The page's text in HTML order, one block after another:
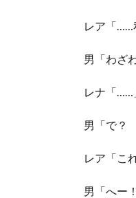
レア「……
男「わざ
レナ「……
男「で？
レア「こ
男「へー